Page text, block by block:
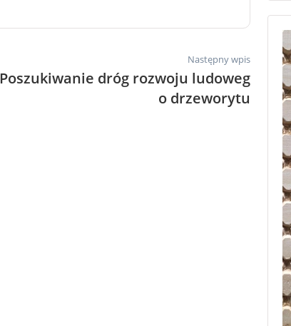
Następny wpis
Poszukiwanie dróg rozwoju ludoweg
o drzeworytu